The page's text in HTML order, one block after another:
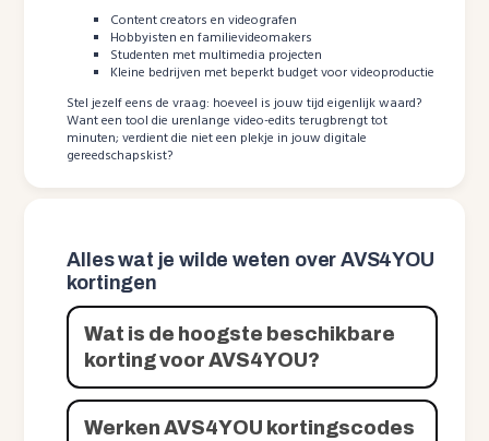
Content creators en videografen
Hobbyisten en familievideomakers
Studenten met multimedia projecten
Kleine bedrijven met beperkt budget voor videoproductie
Stel jezelf eens de vraag: hoeveel is jouw tijd eigenlijk waard?
Want een tool die urenlange video-edits terugbrengt tot
minuten; verdient die niet een plekje in jouw digitale
gereedschapskist?
Alles wat je wilde weten over AVS4YOU
kortingen
Wat is de hoogste beschikbare
korting voor AVS4YOU?
Werken AVS4YOU kortingscodes